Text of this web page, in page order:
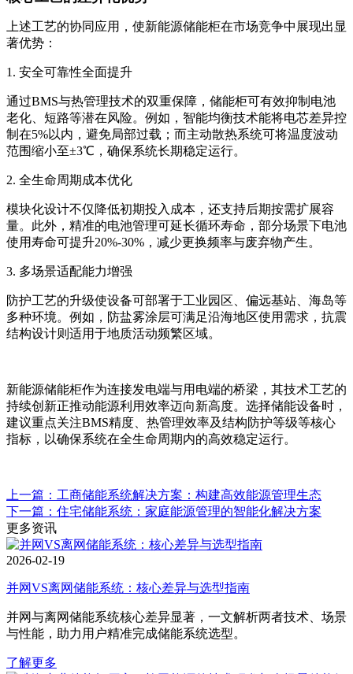
上述工艺的协同应用，使新能源储能柜在市场竞争中展现出显
著优势：
1. 安全可靠性全面提升
通过BMS与热管理技术的双重保障，储能柜可有效抑制电池
老化、短路等潜在风险。例如，智能均衡技术能将电芯差异控
制在5%以内，避免局部过载；而主动散热系统可将温度波动
范围缩小至±3℃，确保系统长期稳定运行。
2. 全生命周期成本优化
模块化设计不仅降低初期投入成本，还支持后期按需扩展容
量。此外，精准的电池管理可延长循环寿命，部分场景下电池
使用寿命可提升20%-30%，减少更换频率与废弃物产生。
3. 多场景适配能力增强
防护工艺的升级使设备可部署于工业园区、偏远基站、海岛等
多种环境。例如，防盐雾涂层可满足沿海地区使用需求，抗震
结构设计则适用于地质活动频繁区域。
新能源储能柜作为连接发电端与用电端的桥梁，其技术工艺的
持续创新正推动能源利用效率迈向新高度。选择储能设备时，
建议重点关注BMS精度、热管理效率及结构防护等级等核心
指标，以确保系统在全生命周期内的高效稳定运行。
上一篇：工商储能系统解决方案：构建高效能源管理生态
下一篇：住宅储能系统：家庭能源管理的智能化解决方案
更多资讯
2026-02-19
并网VS离网储能系统：核心差异与选型指南
并网与离网储能系统核心差异显著，一文解析两者技术、场景
与性能，助力用户精准完成储能系统选型。
了解更多